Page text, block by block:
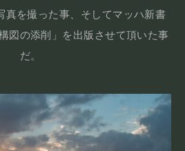
真を撮った事、そしてマッハ新書
図の添削」を出版させて頂いた事
だ。